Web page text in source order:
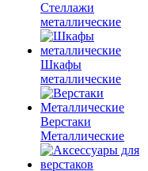
Стеллажи
металлические
Шкафы
металлические
Верстаки
Металлические